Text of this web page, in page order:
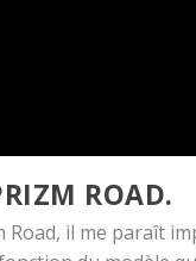
ROAD.
Road, il me paraît